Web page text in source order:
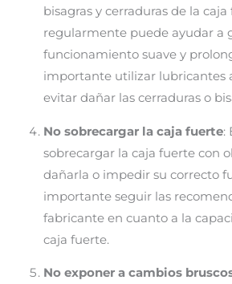
bisagras y cerraduras de la
regularmente puede ayudar a
funcionamiento suave y
importante utilizar lubricantes
evitar dañar las cerraduras o
No sobrecargar la caja fuerte:
sobrecargar la caja fuerte con
dañarla o impedir su correcto
importante seguir las
fabricante en cuanto a la
caja fuerte.
No exponer a cambios